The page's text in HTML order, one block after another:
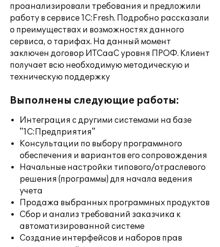
проанализировали требования и предложили
работу в сервисе 1С:Fresh. Подробно рассказали
о преимуществах и возможностях данного
сервиса, о тарифах. На данный момент
заключен договор ИТСааС уровня ПРОФ. Клиент
получает всю необходимую методическую и
техническую поддержку
Выполнены следующие работы:
Интеграция с другими системами на базе
"1С:Предприятия"
Консультации по выбору программного
обеспечения и вариантов его сопровождения
Начальные настройки типового/отраслевого
решения (программы) для начала ведения
учета
Продажа выбранных программных продуктов
Сбор и анализ требований заказчика к
автоматизированной системе
Создание интерфейсов и наборов прав